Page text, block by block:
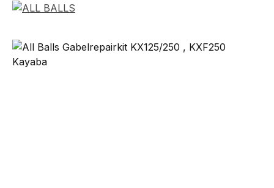
Bildergalerie überspringen